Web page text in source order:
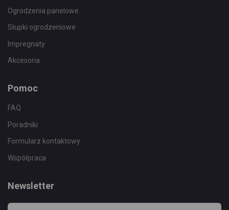
Ogrodzenia panelowe
Słupki ogrodzeniowe
Impregnaty
Akcesoria
Pomoc
FAQ
Poradniki
Formularz kontaktowy
Współpraca
Newsletter